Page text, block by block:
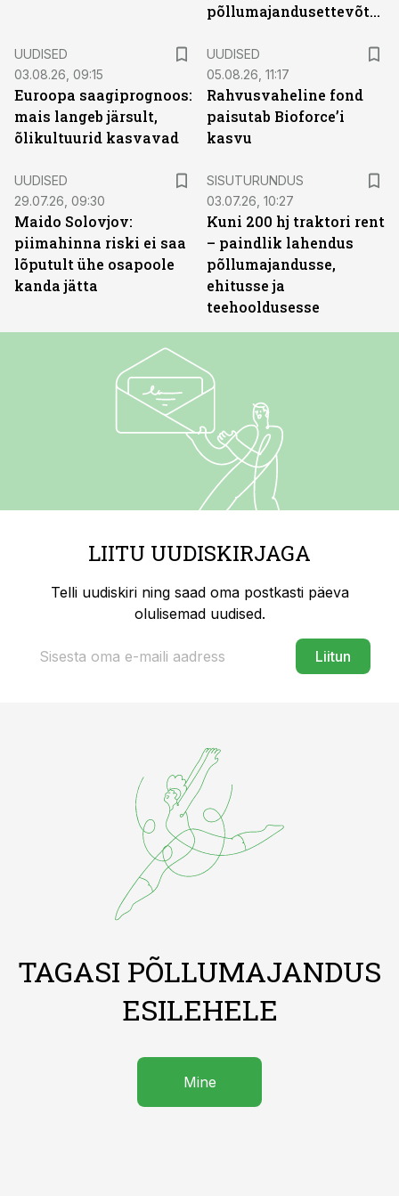
põllumajandusettevõtted
UUDISED
03.08.26, 09:15
Euroopa saagiprognoos:
mais langeb järsult,
õlikultuurid kasvavad
UUDISED
05.08.26, 11:17
Rahvusvaheline fond
paisutab Bioforce’i
kasvu
UUDISED
29.07.26, 09:30
Maido Solovjov:
piimahinna riski ei saa
lõputult ühe osapoole
kanda jätta
SISUTURUNDUS
03.07.26, 10:27
Kuni 200 hj traktori rent
– paindlik lahendus
põllumajandusse,
ehitusse ja
teehooldusesse
LIITU UUDISKIRJAGA
Telli uudiskiri ning saad oma postkasti päeva
olulisemad uudised.
Liitun
TAGASI PÕLLUMAJANDUS
ESILEHELE
Mine